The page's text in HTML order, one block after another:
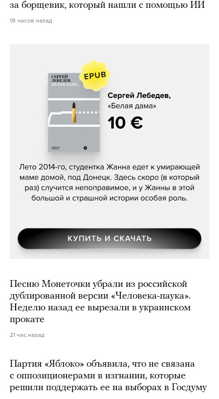
за борщевик, который нашли с помощью ИИ
18 часов назад
Сергей Лебедев, «Белая дама»
Песню Монеточки убрали из российской
дублированной версии «Человека-паука».
Неделю назад ее вырезали в украинском
прокате
21 час назад
Партия «Яблоко» объявила, что не связана
с оппозиционерами в изгнании, которые
решили поддержать ее на выборах в Госдуму